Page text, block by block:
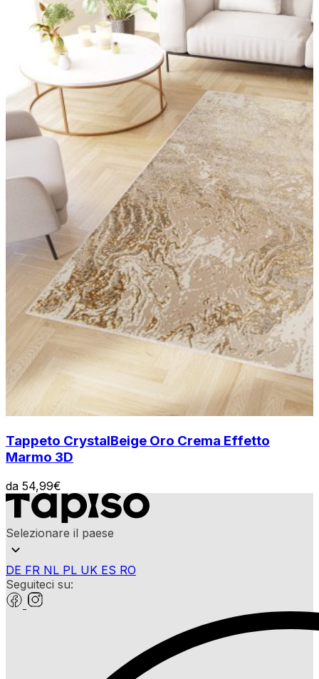
Tappeto CrystalBeige Oro Crema Effetto
Marmo 3D
da 54,99€
Selezionare il paese
DE FR NL PL UK ES RO
Seguiteci su: